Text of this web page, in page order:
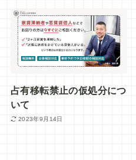
占有移転禁止の仮処分につ
いて
2023年9月14日